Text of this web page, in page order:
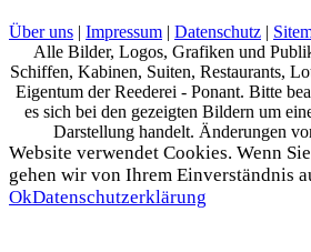
Über uns | Impressum | Datenschutz |
Alle Bilder, Logos, Grafiken und
Schiffen, Kabinen, Suiten, Restaurants,
Eigentum der Reederei - Ponant. Bitte
es sich bei den gezeigten Bildern um
Darstellung handelt. Änderungen
Website verwendet Cookies. Wenn
gehen wir von Ihrem Einverständnis
OkDatenschutzerklärung